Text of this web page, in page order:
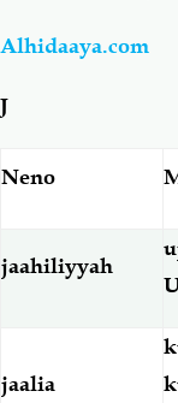
Fataawa Za
Familia-Jamii
Alhidaaya.com
J
Neno
jaahiliyyah
jaalia